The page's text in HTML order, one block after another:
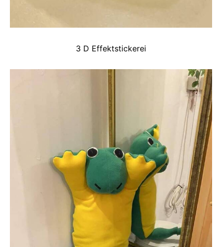
3 D Effektstickerei